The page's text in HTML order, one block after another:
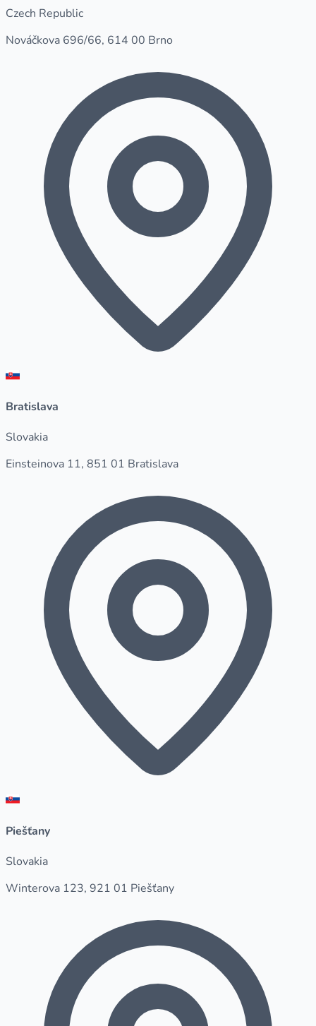
Czech Republic
Nováčkova 696/66, 614 00 Brno
Bratislava
Slovakia
Einsteinova 11, 851 01 Bratislava
Piešťany
Slovakia
Winterova 123, 921 01 Piešťany